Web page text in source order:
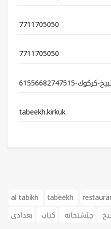
7711705050
7711705050
61556682747515
tabeekh.kirkuk
al tabikh tabeekh
چێشتخانە کباب بغدادی